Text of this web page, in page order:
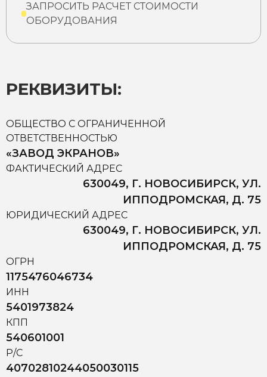
ЗАПРОСИТЬ РАСЧЕТ СТОИМОСТИ
ОБОРУДОВАНИЯ
РЕКВИЗИТЫ:
ОБЩЕСТВО С ОГРАНИЧЕННОЙ
ОТВЕТСТВЕННОСТЬЮ
«ЗАВОД ЭКРАНОВ»
ФАКТИЧЕСКИЙ АДРЕС
630049, Г. НОВОСИБИРСК, УЛ.
ИППОДРОМСКАЯ, Д. 75
ЮРИДИЧЕСКИЙ АДРЕС
630049, Г. НОВОСИБИРСК, УЛ.
ИППОДРОМСКАЯ, Д. 75
ОГРН
1175476046734
ИНН
5401973824
КПП
540601001
Р/С
40702810244050030115